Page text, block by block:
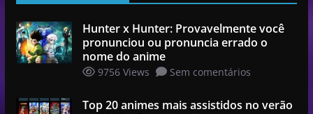
Hunter x Hunter: Provavelmente você
pronunciou ou pronuncia errado o
nome do anime
9756 Views Sem comentários
Top 20 animes mais assistidos no verão